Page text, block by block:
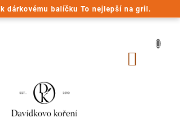
dárkovému balíčku To nejlepší na gril.